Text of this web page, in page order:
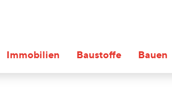
Immobilien Baustoffe Bauen